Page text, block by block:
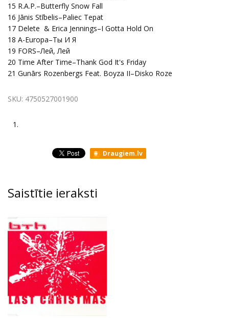
15 R.A.P.–Butterfly Snow Fall
16 Jānis Stībelis–Paliec Tepat
17 Delete & Erica Jennings–I Gotta Hold On
18 A-Europa–Ты И Я
19 FORS–Лей, Лей
20 Time After Time–Thank God It's Friday
21 Gunārs Rozenbergs Feat. Boyza II–Disko Roze
SKU: 4750527001900
1.
Draugiem.lv
Saistītie ieraksti